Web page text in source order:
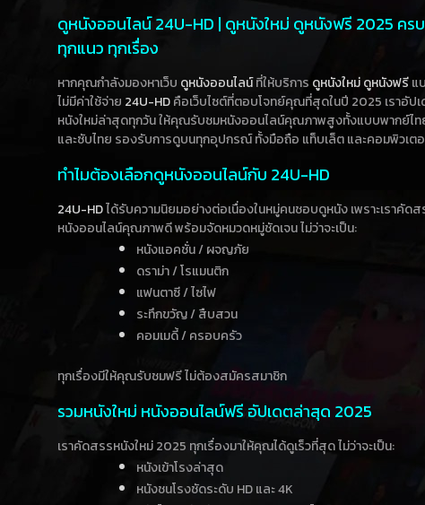
ดูหนังออนไลน์ 24U-HD | ดูหนังใหม่ ดูหนังฟรี 2025 ครบ
ทุกแนว ทุกเรื่อง
หากคุณกำลังมองหาเว็บ ดูหนังออนไลน์ที่ให้บริการ ดูหนังใหม่ดูหนังฟรีแ
ไม่มีค่าใช้จ่าย 24U-HDคือเว็บไซต์ที่ตอบโจทย์คุณที่สุดในปี 2025 เราอัป
หนังใหม่ล่าสุดทุกวัน ให้คุณรับชมหนังออนไลน์คุณภาพสูงทั้งแบบพากย์ไท
และซับไทย รองรับการดูบนทุกอุปกรณ์ ทั้งมือถือ แท็บเล็ต และคอมพิวเต
ทำไมต้องเลือกดูหนังออนไลน์กับ 24U-HD
24U-HDได้รับความนิยมอย่างต่อเนื่องในหมู่คนชอบดูหนัง เพราะเราคัดส
หนังออนไลน์คุณภาพดี พร้อมจัดหมวดหมู่ชัดเจน ไม่ว่าจะเป็น:
หนังแอคชั่น / ผจญภัย
ดราม่า / โรแมนติก
แฟนตาซี / ไซไฟ
ระทึกขวัญ / สืบสวน
คอมเมดี้ / ครอบครัว
ทุกเรื่องมีให้คุณรับชมฟรี ไม่ต้องสมัครสมาชิก
รวมหนังใหม่ หนังออนไลน์ฟรี อัปเดตล่าสุด 2025
เราคัดสรรหนังใหม่ 2025 ทุกเรื่องมาให้คุณได้ดูเร็วที่สุด ไม่ว่าจะเป็น:
หนังเข้าโรงล่าสุด
หนังชนโรงชัดระดับ HD และ 4K